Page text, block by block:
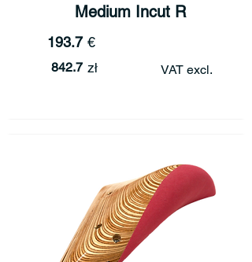
Medium Incut R
193.7 €
842.7 zł VAT excl.